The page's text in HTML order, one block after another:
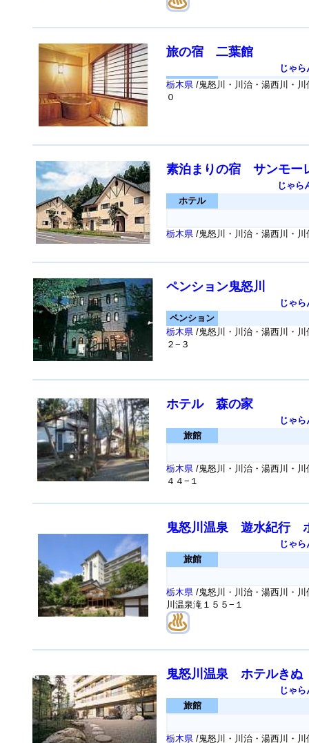
旅の宿 二葉館
じゃら
栃木県 /鬼怒川・川治・湯西川・
０
素泊まりの宿 サンモー
じゃら
ホテル
栃木県 /鬼怒川・川治・湯西川・
ペンション鬼怒川
じゃら
ペンション
栃木県 /鬼怒川・川治・湯西川・
２−３
ホテル 森の家
じゃら
旅館
栃木県 /鬼怒川・川治・湯西川・
４４−１
鬼怒川温泉 遊水紀行
じゃら
旅館
栃木県 /鬼怒川・川治・湯西川・
川温泉滝１５５−１
鬼怒川温泉 ホテルきぬ
じゃら
旅館
栃木県 /鬼怒川・川治・湯西川・